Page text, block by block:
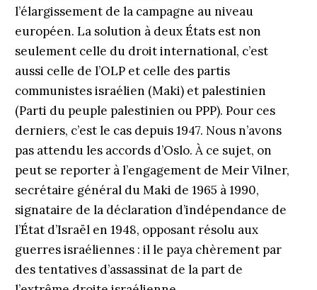
l’élargissement de la campagne au niveau
européen. La solution à deux États est non
seulement celle du droit international, c’est
aussi celle de l’OLP et celle des partis
communistes israélien (Maki) et palestinien
(Parti du peuple palestinien ou PPP). Pour ces
derniers, c’est le cas depuis 1947. Nous n’avons
pas attendu les accords d’Oslo. À ce sujet, on
peut se reporter à l’engagement de Meir Vilner,
secrétaire général du Maki de 1965 à 1990,
signataire de la déclaration d’indépendance de
l’État d’Israël en 1948, opposant résolu aux
guerres israéliennes : il le paya chèrement par
des tentatives d’assassinat de la part de